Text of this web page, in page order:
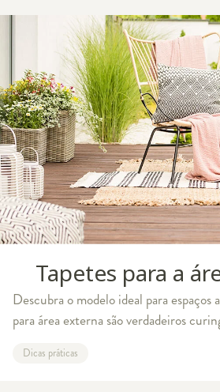
Tapetes para a
Descubra o modelo ideal para
para área externa são verdadeiros
outros espaços
Dicas práticas